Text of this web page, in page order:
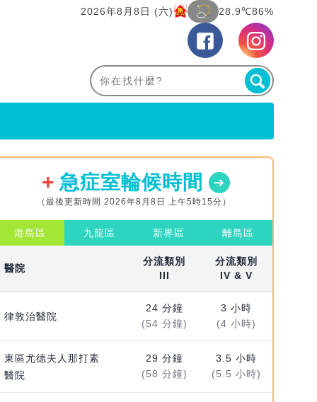
2026年8月8日 (六) 28.9℃86%
急症室輪候時間
（最後更新時間 2026年8月8日 上午5時15分）
港島區 九龍區 新界區 離島區
醫院
分流類別
III
分流類別
IV & V
律敦治醫院
24 分鐘
(54 分鐘)
3 小時
(4 小時)
東區尤德夫人那打素
醫院
29 分鐘
(58 分鐘)
3.5 小時
(5.5 小時)